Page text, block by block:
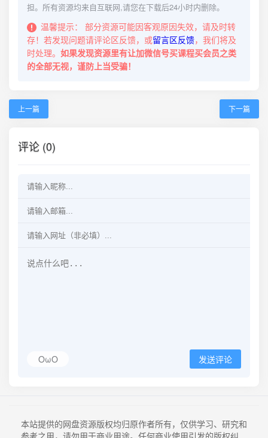
担。所有资源均来自互联网,请您在下载后24小时内删除。
温馨提示：
部分资源可能因客观原因失效，请及时转
存！若发现问题请评论区反馈，或留言区反馈，我们将及
时处理。 如果发现资源里有让加微信号买课程买会员之类
的全部无视，谨防上当受骗！
上一篇 下一篇
评论 (0)
OωO 发送评论
本站提供的网盘资源版权均归原作者所有，仅供学习、研究和
参考之用，请勿用于商业用途。任何商业使用引发的版权纠